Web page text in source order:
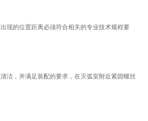
的位置距离必须符合相关的专业技术规程要
，并满足装配的要求，在灭弧室附近紧固螺丝